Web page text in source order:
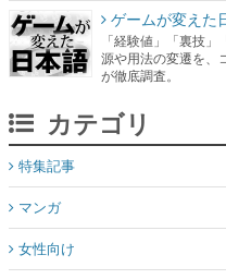
ゲームが変えた
「経験値」「裏技
源や用法の変遷を、
が徹底調査。
カテゴリ
特集記事
マンガ
女性向け